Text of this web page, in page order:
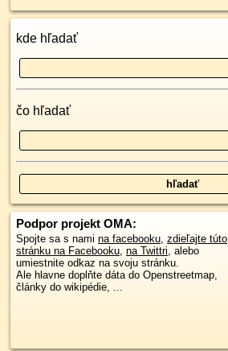
kde hľadať
čo hľadať
Podpor projekt OMA:
Spojte sa s nami na facebooku, zdieľajte túto
stránku na Facebooku, na Twittri, alebo
umiestnite odkaz na svoju stránku.
Ale hlavne doplňte dáta do Openstreetmap,
články do wikipédie, ...